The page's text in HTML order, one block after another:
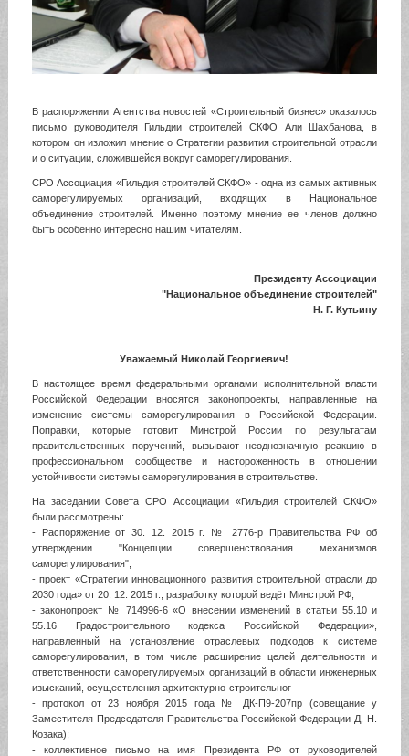
В распоряжении Агентства новостей «Строительный бизнес» оказалось
письмо руководителя Гильдии строителей СКФО Али Шахбанова, в
котором он изложил мнение о Стратегии развития строительной отрасли
и о ситуации, сложившейся вокруг саморегулирования.
СРО Ассоциация «Гильдия строителей СКФО» - одна из самых активных
саморегулируемых организаций, входящих в Национальное
объединение строителей. Именно поэтому мнение ее членов должно
быть особенно интересно нашим читателям.
Президенту Ассоциации
"Национальное объединение строителей"
Н. Г. Кутьину
Уважаемый Николай Георгиевич!
В настоящее время федеральными органами исполнительной власти
Российской Федерации вносятся законопроекты, направленные на
изменение системы саморегулирования в Российской Федерации.
Поправки, которые готовит Минстрой России по результатам
правительственных поручений, вызывают неоднозначную реакцию в
профессиональном сообществе и настороженность в отношении
устойчивости системы саморегулирования в строительстве.
На заседании Совета СРО Ассоциации «Гильдия строителей СКФО»
были рассмотрены:
- Распоряжение от 30. 12. 2015 г. № 2776-р Правительства РФ об
утверждении "Концепции совершенствования механизмов
саморегулирования";
- проект «Стратегии инновационного развития строительной отрасли до
2030 года» от 20. 12. 2015 г., разработку которой ведёт Минстрой РФ;
- законопроект № 714996-6 «О внесении изменений в статьи 55.10 и
55.16 Градостроительного кодекса Российской Федерации»,
направленный на установление отраслевых подходов к системе
саморегулирования, в том числе расширение целей деятельности и
ответственности саморегулируемых организаций в области инженерных
изысканий, осуществления архитектурно-строительног
- протокол от 23 ноября 2015 года № ДК-П9-207пр (совещание у
Заместителя Председателя Правительства Российской Федерации Д. Н.
Козака);
- коллективное письмо на имя Президента РФ от руководителей